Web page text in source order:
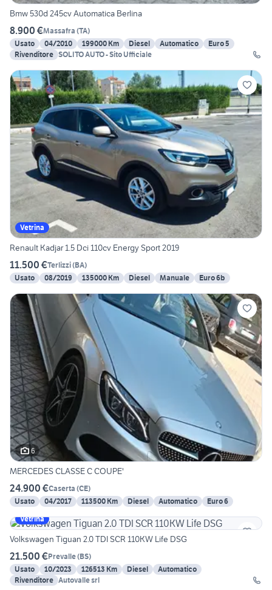
Bmw 530d 245cv Automatica Berlina
8.900 €Massafra (TA)
Usato
04/2010 199000 Km Diesel Automatico
Euro 5
Rivenditore SOLITO AUTO - Sito Ufficiale
Vetrina
Renault Kadjar 1.5 Dci 110cv Energy Sport 2019
11.500 €Terlizzi(BA)
Usato
08/2019 135000 Km Diesel Manuale Euro 6b
6
MERCEDES CLASSE C COUPE'
24.900 €Caserta (CE)
Usato
04/2017 113500 Km Diesel Automatico
Euro 6
Vetrina
Volkswagen Tiguan 2.0 TDI SCR 110KW Life DSG
21.500 €Prevalle(BS)
Usato
10/2023 126513 Km Diesel
Automatico
Rivenditore Autovalle srl